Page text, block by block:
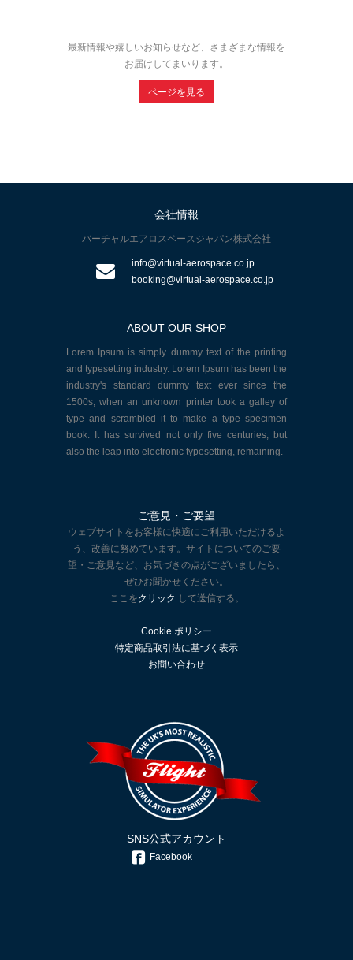
最新情報や嬉しいお知らせなど、さまざまな情報を
お届けしてまいります。
ページを見る
会社情報
バーチャルエアロスペースジャパン株式会社
info@virtual-aerospace.co.jp
booking@virtual-aerospace.co.jp
ABOUT OUR SHOP
Lorem Ipsum is simply dummy text of the printing
and typesetting industry. Lorem Ipsum has been the
industry's standard dummy text ever since the
1500s, when an unknown printer took a galley of
type and scrambled it to make a type specimen
book. It has survived not only five centuries, but
also the leap into electronic typesetting, remaining.
ご意見・ご要望
ウェブサイトをお客様に快適にご利用いただけるよ
う、改善に努めています。サイトについてのご要
望・ご意見など、お気づきの点がございましたら、
ぜひお聞かせください。
ここをクリック して送信する。
Cookie ポリシー
特定商品取引法に基づく表示
お問い合わせ
SNS公式アカウント
Facebook